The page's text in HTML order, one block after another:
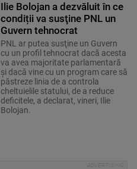
Ilie Bolojan a dezvăluit în ce
condiții va susţine PNL un
Guvern tehnocrat
PNL ar putea susţine un Guvern
cu un profil tehnocrat dacă acesta
va avea majoritate parlamentară
şi dacă vine cu un program care să
păstreze linia de a controla
cheltuielile statului, de a reduce
deficitele, a declarat, vineri, Ilie
Bolojan.